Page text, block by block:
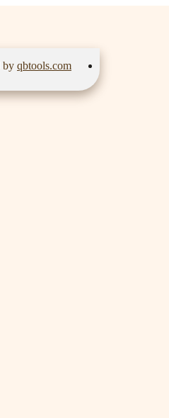
by qbtools.com